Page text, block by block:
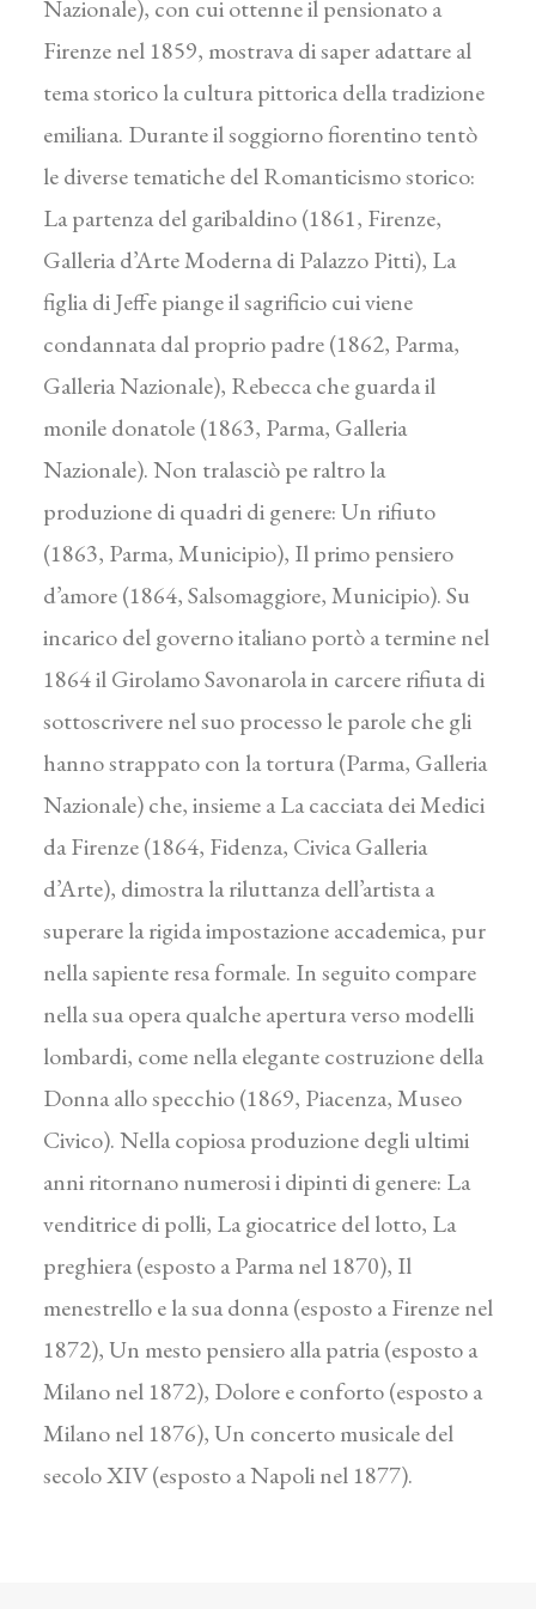
Nazionale), con cui ottenne il pensionato a
Firenze nel 1859, mostrava di saper adattare al
tema storico la cultura pittorica della tradizione
emiliana. Durante il soggiorno fiorentino tentò
le diverse tematiche del Romanticismo storico:
La partenza del garibaldino (1861, Firenze,
Galleria d’Arte Moderna di Palazzo Pitti), La
figlia di Jeffe piange il sagrificio cui viene
condannata dal proprio padre (1862, Parma,
Galleria Nazionale), Rebecca che guarda il
monile donatole (1863, Parma, Galleria
Nazionale). Non tralasciò pe raltro la
produzione di quadri di genere: Un rifiuto
(1863, Parma, Municipio), Il primo pensiero
d’amore (1864, Salsomaggiore, Municipio). Su
incarico del governo italiano portò a termine nel
1864 il Girolamo Savonarola in carcere rifiuta di
sottoscrivere nel suo processo le parole che gli
hanno strappato con la tortura (Parma, Galleria
Nazionale) che, insieme a La cacciata dei Medici
da Firenze (1864, Fidenza, Civica Galleria
d’Arte), dimostra la riluttanza dell’artista a
superare la rigida impostazione accademica, pur
nella sapiente resa formale. In seguito compare
nella sua opera qualche apertura verso modelli
lombardi, come nella elegante costruzione della
Donna allo specchio (1869, Piacenza, Museo
Civico). Nella copiosa produzione degli ultimi
anni ritornano numerosi i dipinti di genere: La
venditrice di polli, La giocatrice del lotto, La
preghiera (esposto a Parma nel 1870), Il
menestrello e la sua donna (esposto a Firenze nel
1872), Un mesto pensiero alla patria (esposto a
Milano nel 1872), Dolore e conforto (esposto a
Milano nel 1876), Un concerto musicale del
secolo XIV (esposto a Napoli nel 1877).